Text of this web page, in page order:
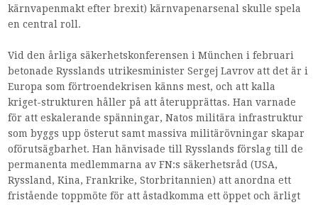
kärnvapenmakt efter brexit) kärnvapenarsenal skulle spela
en central roll.
Vid den årliga säkerhetskonferensen i München i februari
betonade Rysslands utrikesminister Sergej Lavrov att det är i
Europa som förtroendekrisen känns mest, och att kalla
kriget-strukturen håller på att återupprättas. Han varnade
för att eskalerande spänningar, Natos militära infrastruktur
som byggs upp österut samt massiva militärövningar skapar
oförutsägbarhet. Han hänvisade till Rysslands förslag till de
permanenta medlemmarna av FN:s säkerhetsråd (USA,
Ryssland, Kina, Frankrike, Storbritannien) att anordna ett
fristående toppmöte för att åstadkomma ett öppet och ärligt